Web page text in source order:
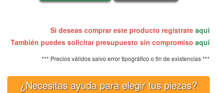
Si deseas comprar este producto regístrate aquí
También puedes solicitar presupuesto sin compromiso aquí
*** Precios válidos salvo error tipográfico o fin de existencias ***
¿Necesitas ayuda para elegir tus piezas?